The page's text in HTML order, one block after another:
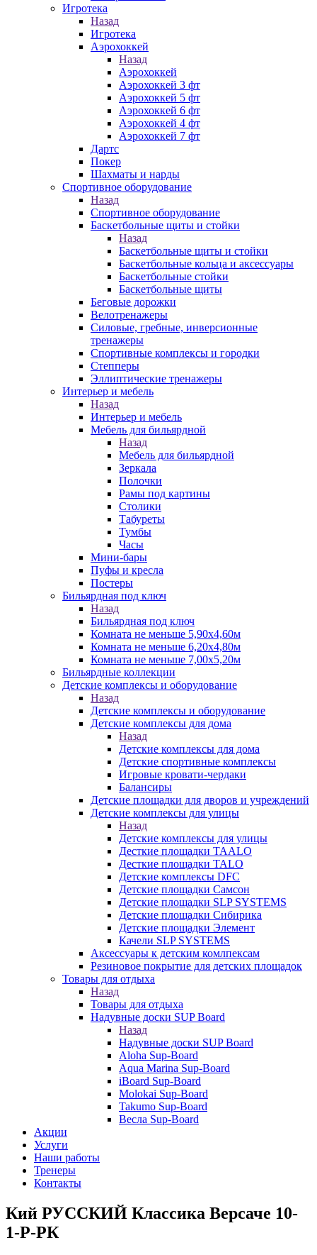
Игротека
Назад
Игротека
Аэрохоккей
Назад
Аэрохоккей
Аэрохоккей 3 фт
Аэрохоккей 5 фт
Аэрохоккей 6 фт
Аэрохоккей 4 фт
Аэрохоккей 7 фт
Дартс
Покер
Шахматы и нарды
Спортивное оборудование
Назад
Спортивное оборудование
Баскетбольные щиты и стойки
Назад
Баскетбольные щиты и стойки
Баскетбольные кольца и аксессуары
Баскетбольные стойки
Баскетбольные щиты
Беговые дорожки
Велотренажеры
Силовые, гребные, инверсионные
тренажеры
Спортивные комплексы и городки
Степперы
Эллиптические тренажеры
Интерьер и мебель
Назад
Интерьер и мебель
Мебель для бильярдной
Назад
Мебель для бильярдной
Зеркала
Полочки
Рамы под картины
Столики
Табуреты
Тумбы
Часы
Мини-бары
Пуфы и кресла
Постеры
Бильярдная под ключ
Назад
Бильярдная под ключ
Комната не меньше 5,90х4,60м
Комната не меньше 6,20х4,80м
Комната не меньше 7,00х5,20м
Бильярдные коллекции
Детские комплексы и оборудование
Назад
Детские комплексы и оборудование
Детские комплексы для дома
Назад
Детские комплексы для дома
Детские спортивные комплексы
Игровые кровати-чердаки
Балансиры
Детские площадки для дворов и учреждений
Детские комплексы для улицы
Назад
Детские комплексы для улицы
Десткие площадки TAALO
Десткие площадки TALO
Детские комплексы DFC
Детские площадки Самсон
Детские площадки SLP SYSTEMS
Детские площадки Сибирика
Детские площадки Элемент
Качели SLP SYSTEMS
Аксессуары к детским комлпексам
Резиновое покрытие для детских площадок
Товары для отдыха
Назад
Товары для отдыха
Надувные доски SUP Board
Назад
Надувные доски SUP Board
Aloha Sup-Board
Aqua Marina Sup-Board
iBoard Sup-Board
Molokai Sup-Board
Takumo Sup-Board
Весла Sup-Board
Акции
Услуги
Наши работы
Тренеры
Контакты
Кий РУССКИЙ Классика Версаче 10-
1-Р-РК